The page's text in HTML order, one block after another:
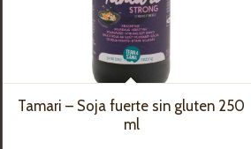
Tamari – Soja fuerte sin gluten 250
ml